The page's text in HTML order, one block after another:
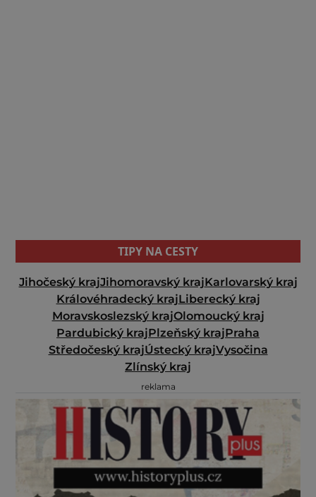
TIPY NA CESTY
Jihočeský krajJihomoravský krajKarlovarský kraj
Královéhradecký krajLiberecký kraj
Moravskoslezský krajOlomoucký kraj
Pardubický krajPlzeňský krajPraha
Středočeský krajÚstecký krajVysočina
Zlínský kraj
reklama